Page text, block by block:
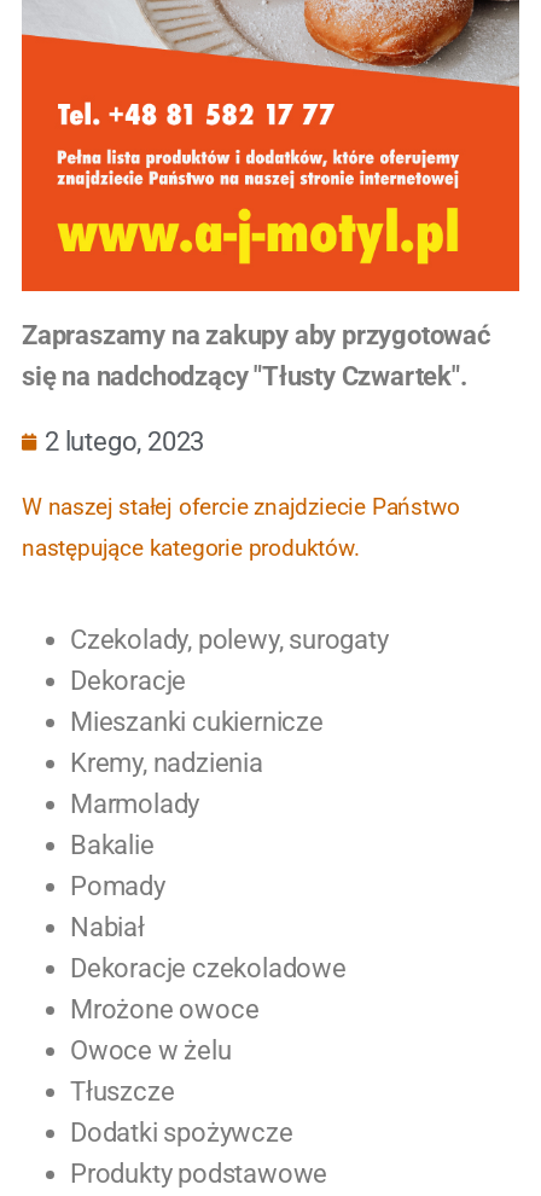
Zapraszamy na zakupy aby przygotować
się na nadchodzący "Tłusty Czwartek".
2 lutego, 2023
W naszej stałej ofercie znajdziecie Państwo
następujące kategorie produktów.
Czekolady, polewy, surogaty
Dekoracje
Mieszanki cukiernicze
Kremy, nadzienia
Marmolady
Bakalie
Pomady
Nabiał
Dekoracje czekoladowe
Mrożone owoce
Owoce w żelu
Tłuszcze
Dodatki spożywcze
Produkty podstawowe